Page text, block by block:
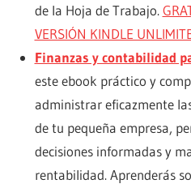
de la Hoja de Trabajo.
VERSIÓN KINDLE
Finanzas y contabilidad
este ebook práctico y
administrar eficazmente
de tu pequeña empresa,
decisiones informadas y
rentabilidad. Aprenderás